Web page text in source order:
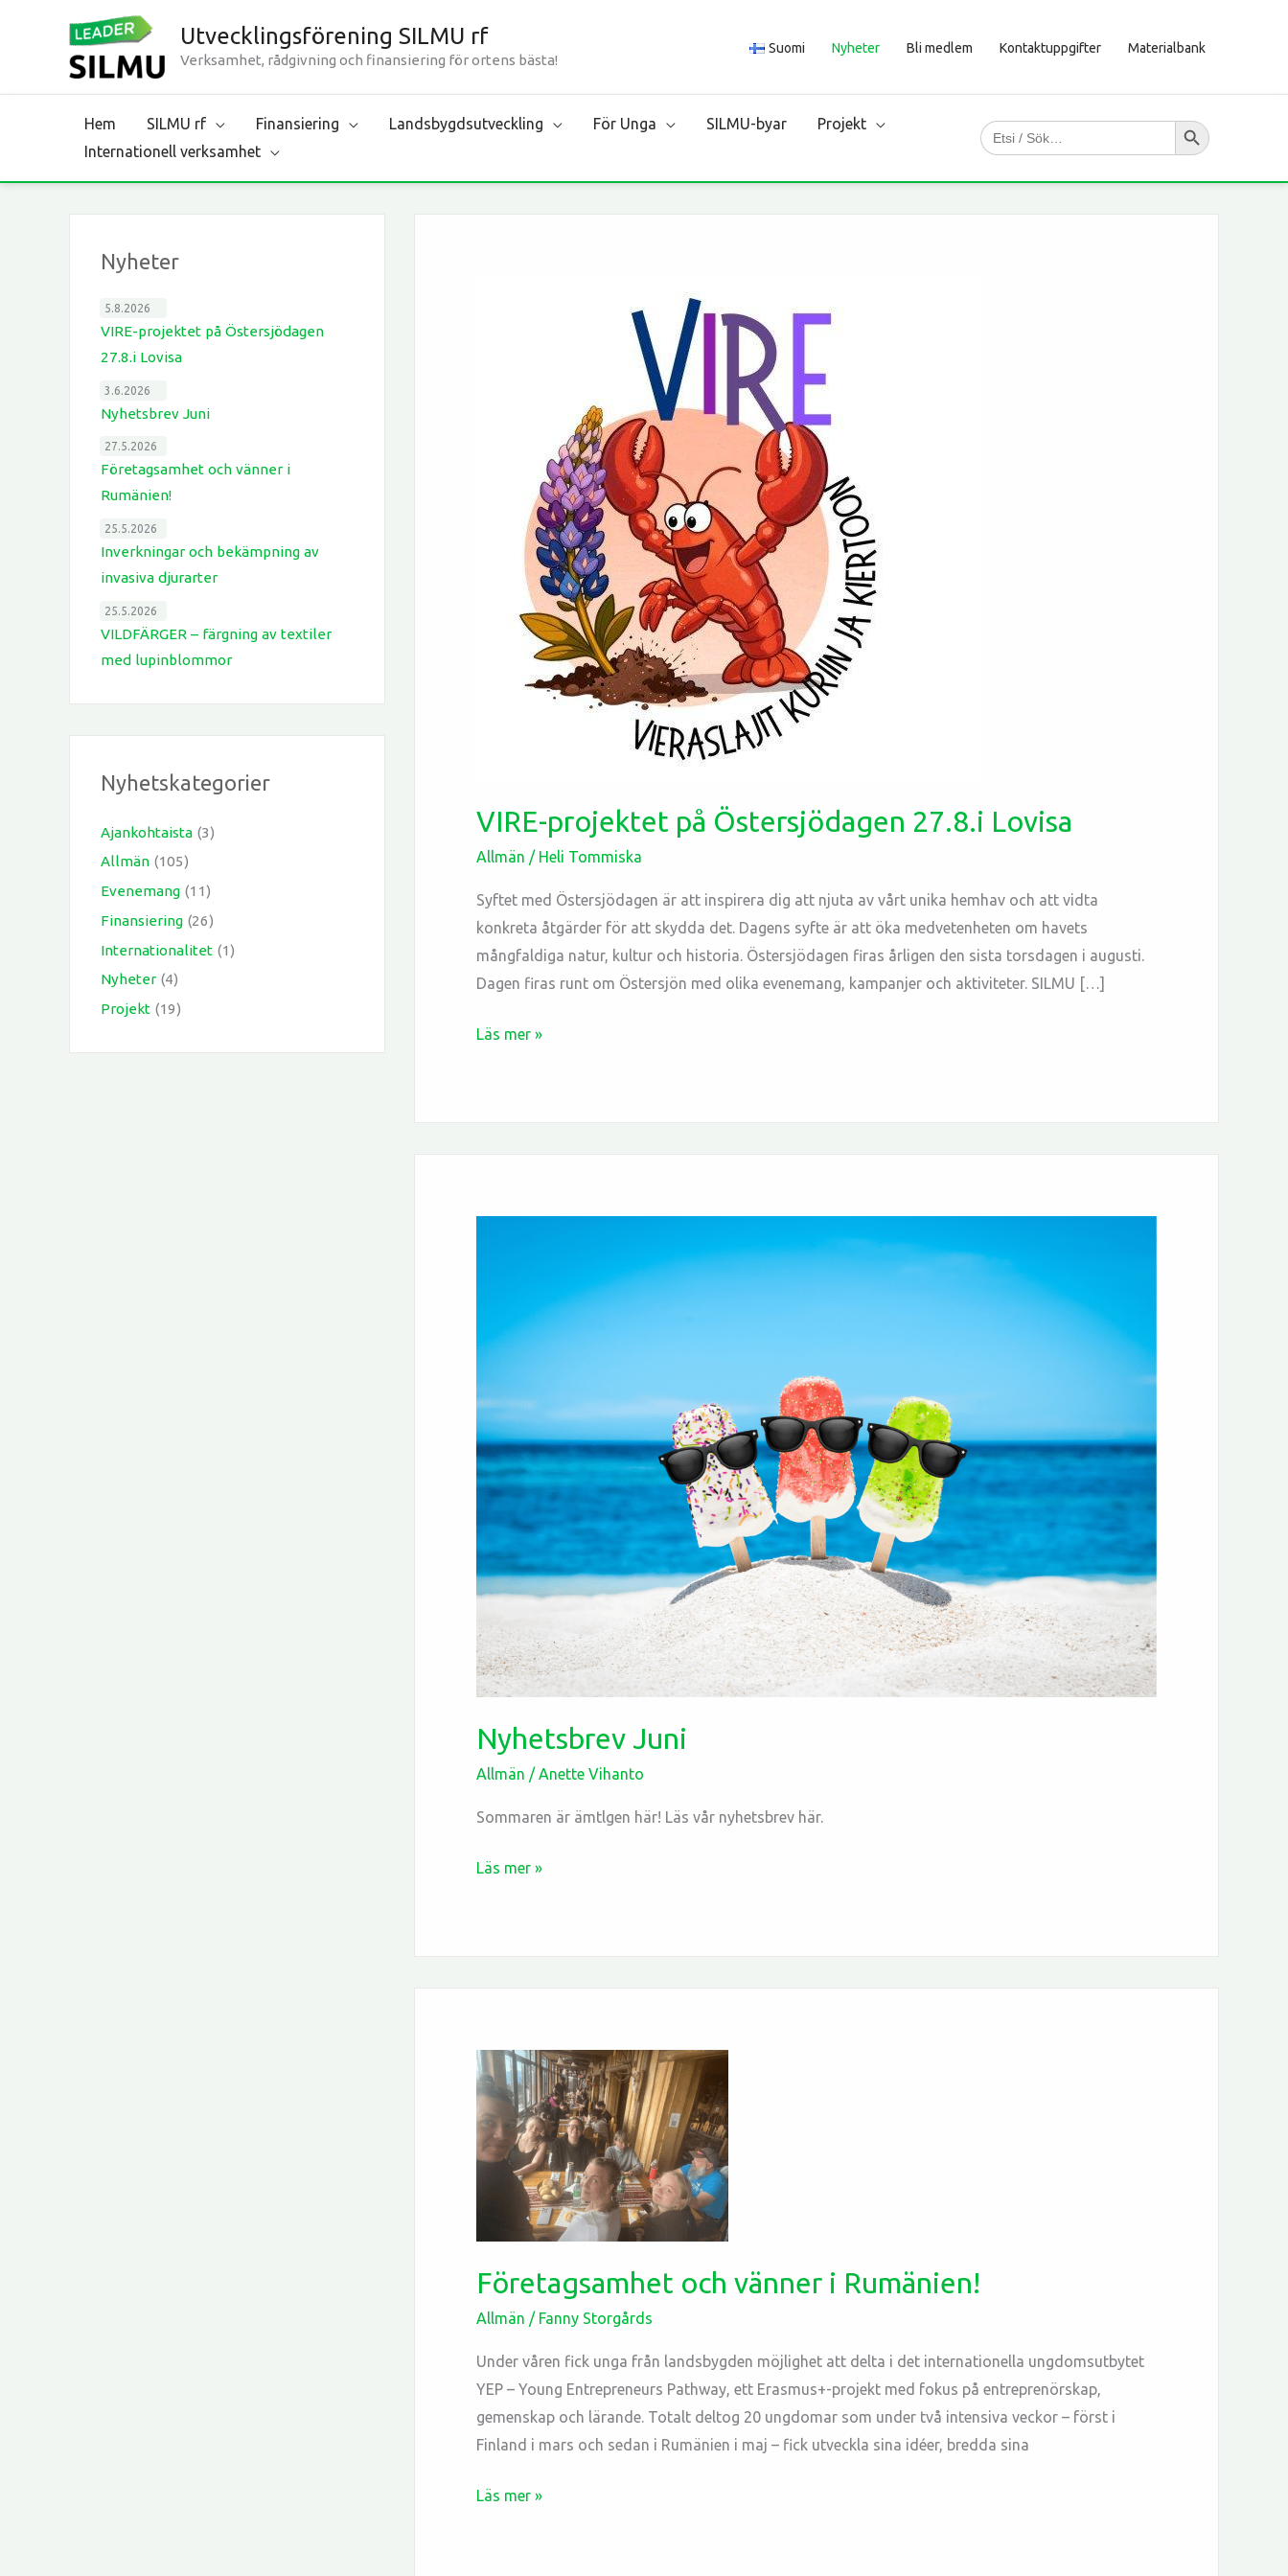
Utvecklingsförening SILMU rf
Verksamhet, rådgivning och finansiering för ortens bästa!
Suomi Nyheter Bli medlem Kontaktuppgifter Materialbank
Hem SILMU rf Finansiering Landsbygdsutveckling För Unga SILMU-byar
Projekt
Internationell verksamhet
Sök
efter:
Sökknapp
Nyheter
VIRE-projektet på Östersjödagen
27.8.i Lovisa
5.8.2026
Nyhetsbrev Juni
3.6.2026
Företagsamhet och vänner i
Rumänien!
27.5.2026
Inverkningar och bekämpning av
invasiva djurarter
25.5.2026
VILDFÄRGER – färgning av textiler
med lupinblommor
25.5.2026
Nyhetskategorier
Ajankohtaista (3)
Allmän (105)
Evenemang (11)
Finansiering (26)
Internationalitet (1)
Nyheter(4)
Projekt (19)
VIRE-projektet på Östersjödagen 27.8.i Lovisa
Allmän / Heli Tommiska
Syftet med Östersjödagen är att inspirera dig att njuta av vårt unika hemhav och att vidta
konkreta åtgärder för att skydda det. Dagens syfte är att öka medvetenheten om havets
mångfaldiga natur, kultur och historia. Östersjödagen firas årligen den sista torsdagen i augusti.
Dagen firas runt om Östersjön med olika evenemang, kampanjer och aktiviteter. SILMU […]
Läs mer »
Nyhetsbrev Juni
Allmän /Anette Vihanto
Sommaren är ämtlgen här! Läs vår nyhetsbrev här.
Läs mer »
Företagsamhet och vänner i Rumänien!
Allmän / Fanny Storgårds
Under våren fick unga från landsbygden möjlighet att delta i det internationella ungdomsutbytet
YEP – Young Entrepreneurs Pathway, ett Erasmus+-projekt med fokus på entreprenörskap,
gemenskap och lärande. Totalt deltog 20 ungdomar som under två intensiva veckor – först i
Finland i mars och sedan i Rumänien i maj – fick utveckla sina idéer, bredda sina
Företagsamhet
och
vänner
Rumänien!
Läs mer »